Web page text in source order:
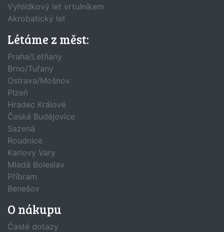
Vyhlídkový let vrtulníkem
Akrobatický let
Létáme z měst:
Praha/Letňany
Brno/Tuřany
Ostrava/Mošnov
Plzeň
Hradec Králové
České Budějovice
Sazená
Roudnice
Karlovy Vary
Mladá Boleslav
Příbram
Benešov
O nákupu
Časté dotazy